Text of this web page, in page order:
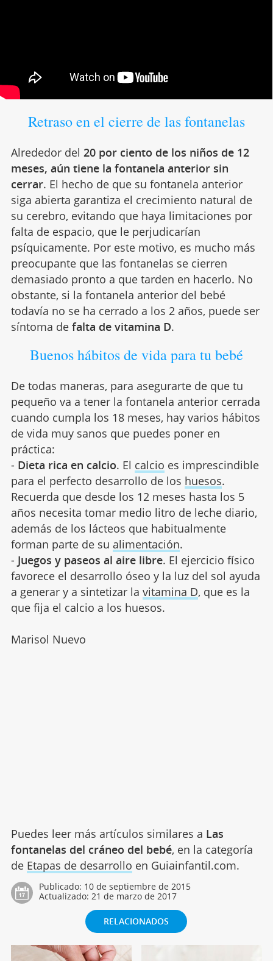
Retraso en el cierre de las fontanelas
Alrededor del 20 por ciento de los niños de 12
meses, aún tiene la fontanela anterior sin
cerrar. El hecho de que su fontanela anterior
siga abierta garantiza el crecimiento natural de
su cerebro, evitando que haya limitaciones por
falta de espacio, que le perjudicarían
psíquicamente. Por este motivo, es mucho más
preocupante que las fontanelas se cierren
demasiado pronto a que tarden en hacerlo. No
obstante, si la fontanela anterior del bebé
todavía no se ha cerrado a los 2 años, puede ser
síntoma de falta de vitamina D.
Buenos hábitos de vida para tu bebé
De todas maneras, para asegurarte de que tu
pequeño va a tener la fontanela anterior cerrada
cuando cumpla los 18 meses, hay varios hábitos
de vida muy sanos que puedes poner en
práctica:
- Dieta rica en calcio. El calcio es imprescindible
para el perfecto desarrollo de los huesos.
Recuerda que desde los 12 meses hasta los 5
años necesita tomar medio litro de leche diario,
además de los lácteos que habitualmente
forman parte de su alimentación.
- Juegos y paseos al aire libre. El ejercicio físico
favorece el desarrollo óseo y la luz del sol ayuda
a generar y a sintetizar la vitamina D, que es la
que fija el calcio a los huesos.
Marisol Nuevo
Puedes leer más artículos similares a Las
fontanelas del cráneo del bebé, en la categoría
de Etapas de desarrollo en Guiainfantil.com.
Publicado: 10 de septiembre de 2015
Actualizado: 21 de marzo de 2017
RELACIONADOS